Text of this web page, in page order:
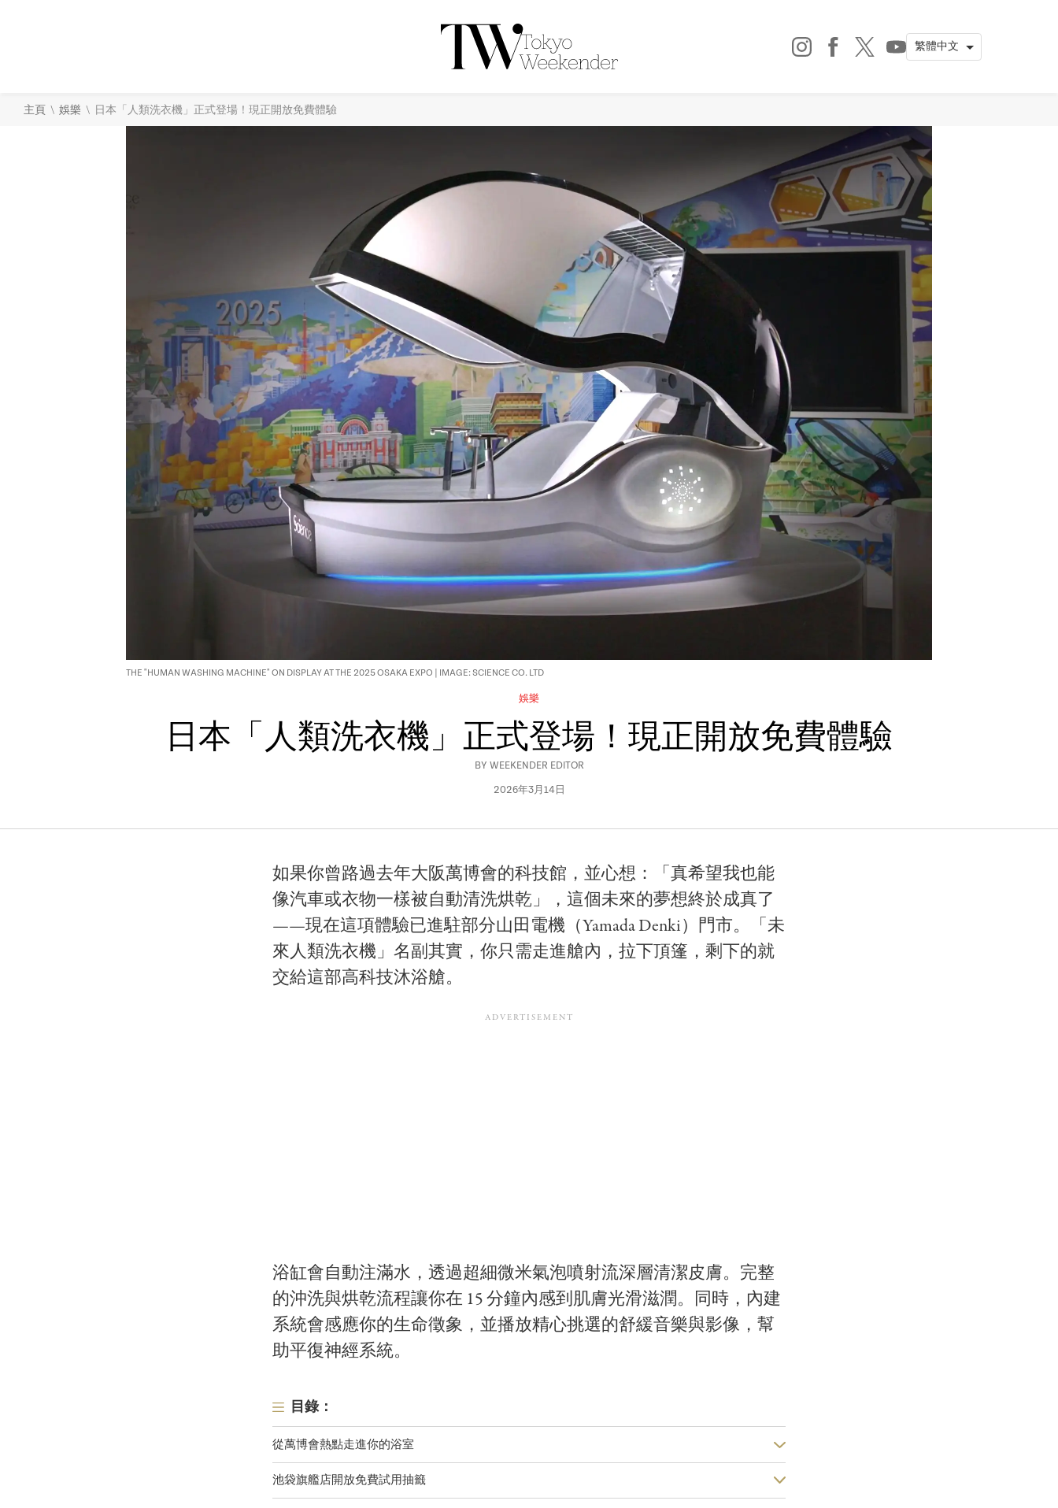
主頁 \ 娛樂 \ 日本「人類洗衣機」正式登場！現正開放免費體驗
THE "HUMAN WASHING MACHINE" ON DISPLAY AT THE 2025 OSAKA EXPO | IMAGE: SCIENCE CO. LTD
娛樂
日本「人類洗衣機」正式登場！現正開放免費體驗
BY WEEKENDER EDITOR
2026年3月14日
如果你曾路過去年大阪萬博會的科技館，並心想：「真希望我也能
像汽車或衣物一樣被自動清洗烘乾」，這個未來的夢想終於成真了
——現在這項體驗已進駐部分山田電機（Yamada Denki）門市。「未
來人類洗衣機」名副其實，你只需走進艙內，拉下頂篷，剩下的就
交給這部高科技沐浴艙。
浴缸會自動注滿水，透過超細微米氣泡噴射流深層清潔皮膚。完整
的沖洗與烘乾流程讓你在 15 分鐘內感到肌膚光滑滋潤。同時，內建
系統會感應你的生命徵象，並播放精心挑選的舒緩音樂與影像，幫
助平復神經系統。
目錄：
從萬博會熱點走進你的浴室
池袋旗艦店開放免費試用抽籤